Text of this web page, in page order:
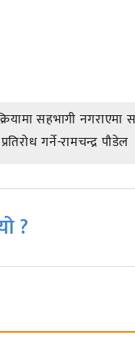
सहभागी नगराएमा
प्रतिरोध गर्ने-रामचन्द्र पाैडेल
?